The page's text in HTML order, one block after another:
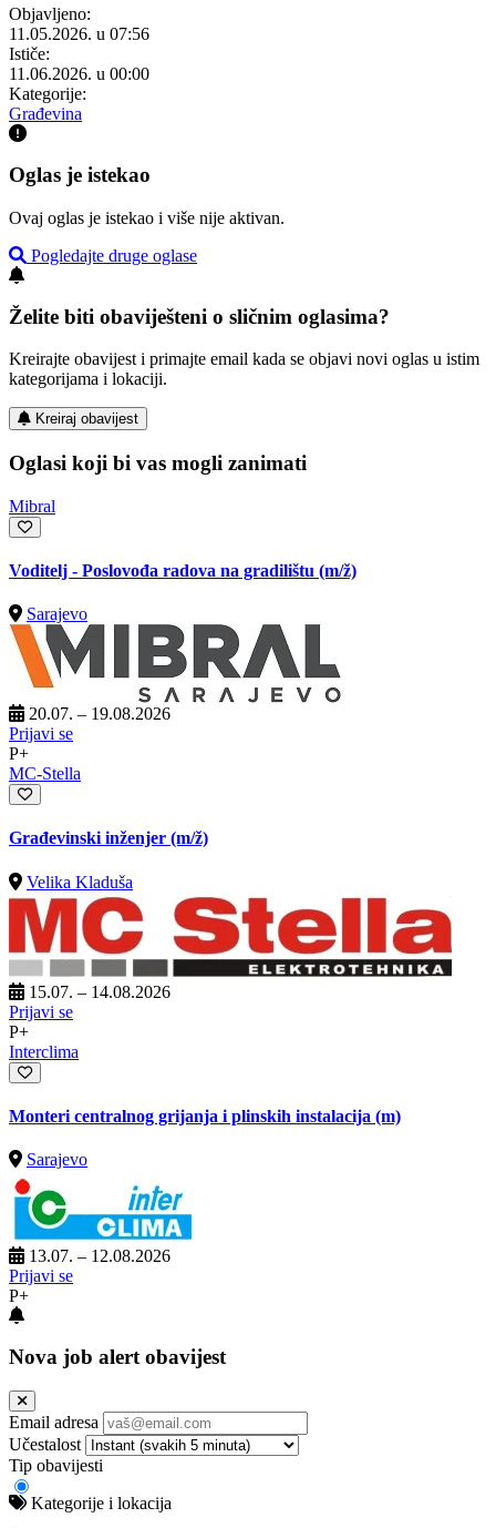
Objavljeno:
11.05.2026. u 07:56
Ističe:
11.06.2026. u 00:00
Kategorije:
Građevina
Oglas je istekao
Ovaj oglas je istekao i više nije aktivan.
Pogledajte druge oglase
Želite biti obaviješteni o sličnim oglasima?
Kreirajte obavijest i primajte email kada se objavi novi oglas u istim
kategorijama i lokaciji.
Kreiraj obavijest
Oglasi koji bi vas mogli zanimati
Mibral
Voditelj - Poslovođa radova na gradilištu (m/ž)
Sarajevo
20.07. – 19.08.2026
Prijavi se
P+
MC-Stella
Građevinski inženjer (m/ž)
Velika Kladuša
15.07. – 14.08.2026
Prijavi se
P+
Interclima
Monteri centralnog grijanja i plinskih instalacija (m)
Sarajevo
13.07. – 12.08.2026
Prijavi se
P+
Nova job alert obavijest
Email adresa
Učestalost
Tip obavijesti
Kategorije i lokacija